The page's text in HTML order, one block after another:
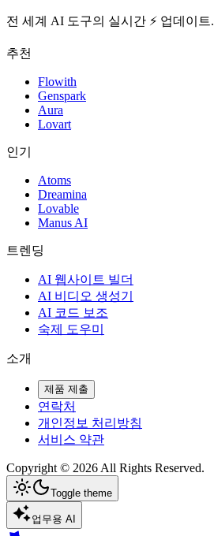
전 세계 AI 도구의 실시간 ⚡️ 업데이트.
추천
Flowith
Genspark
Aura
Lovart
인기
Atoms
Dreamina
Lovable
Manus AI
트렌딩
AI 웹사이트 빌더
AI 비디오 생성기
AI 코드 보조
숙제 도우미
소개
제품 제출
연락처
개인정보 처리방침
서비스 약관
Copyright © 2026All Rights Reserved.
Toggle theme
업무용 AI